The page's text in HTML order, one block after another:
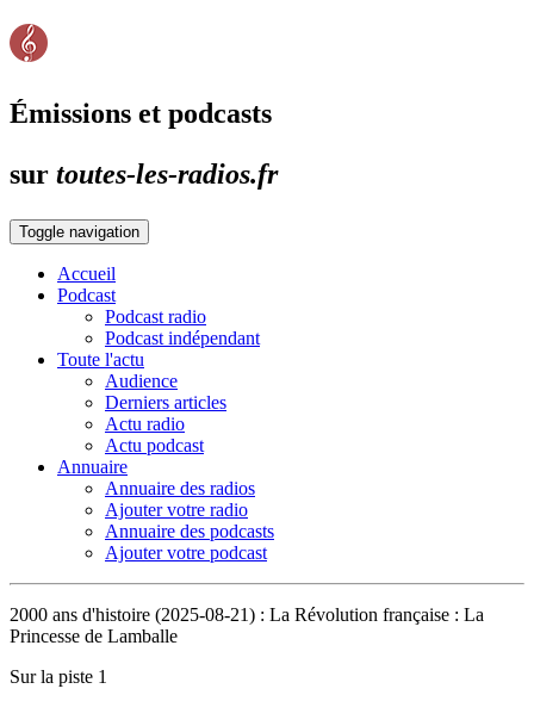
Émissions et podcasts
sur toutes-les-radios.fr
Toggle navigation
Accueil
Podcast
Podcast radio
Podcast indépendant
Toute l'actu
Audience
Derniers articles
Actu radio
Actu podcast
Annuaire
Annuaire des radios
Ajouter votre radio
Annuaire des podcasts
Ajouter votre podcast
2000 ans d'histoire (2025-08-21) : La Révolution française : La
Princesse de Lamballe
Sur la piste 1